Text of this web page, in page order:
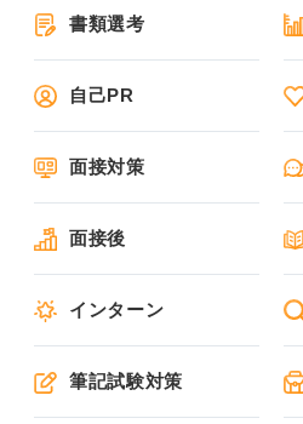
書類選考
自己PR
面接対策
面接後
インターン
筆記試験対策